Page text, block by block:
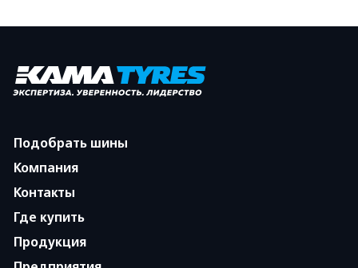
Подобрать шины
Компания
Контакты
Где купить
Продукция